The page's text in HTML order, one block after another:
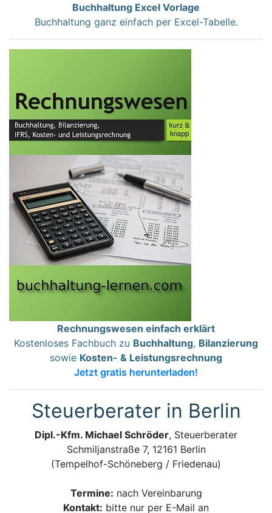
Buchhaltung Excel Vorlage
Buchhaltung ganz einfach per Excel-Tabelle.
Rechnungswesen einfach erklärt
Kostenloses Fachbuch zu Buchhaltung, Bilanzierung
sowie Kosten- & Leistungsrechnung
Jetzt gratis herunterladen!
Steuerberater in Berlin
Dipl.-Kfm. Michael Schröder, Steuerberater
Schmiljanstraße 7, 12161 Berlin
(Tempelhof-Schöneberg / Friedenau)
Termine: nach Vereinbarung
Kontakt: bitte nur per E-Mail an